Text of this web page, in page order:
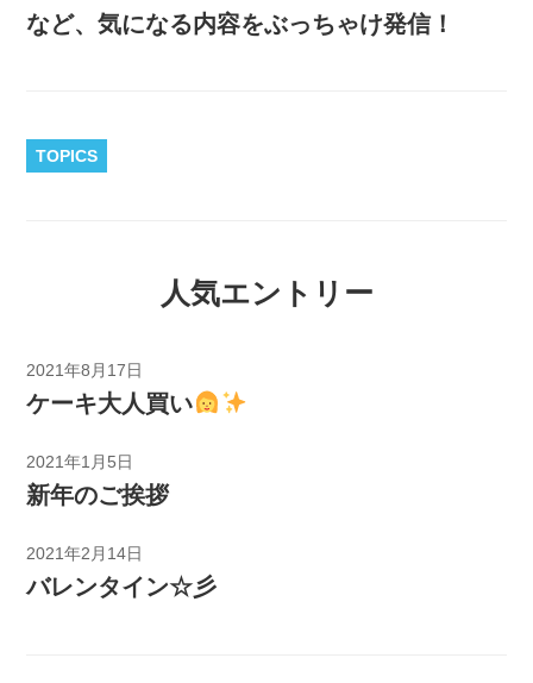
など、気になる内容をぶっちゃけ発信！
TOPICS
人気エントリー
2021年8月17日
ケーキ大人買い
2021年1月5日
新年のご挨拶
2021年2月14日
バレンタイン☆彡